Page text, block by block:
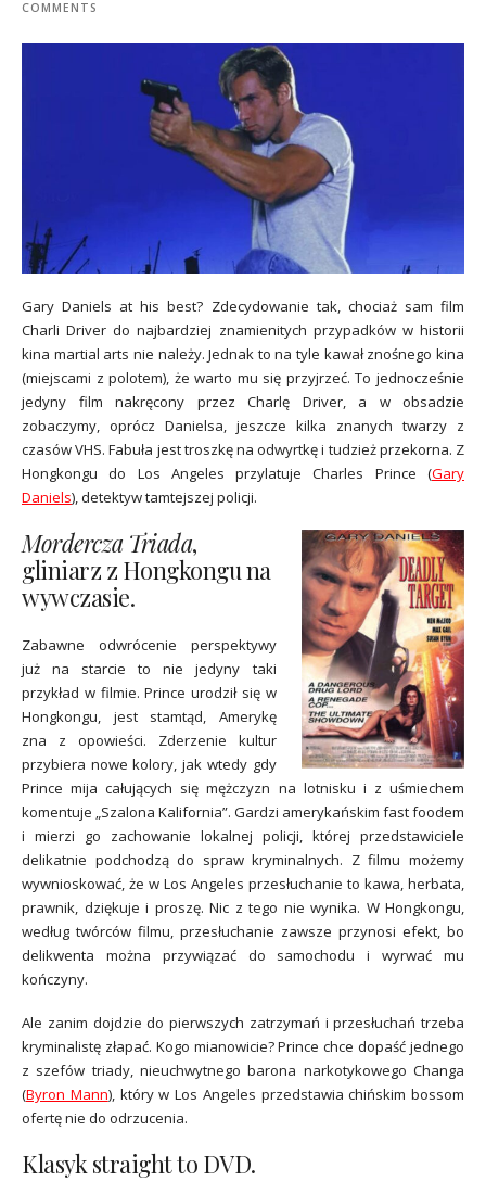
COMMENTS
Gary Daniels at his best? Zdecydowanie tak, chociaż sam film
Charli Driver do najbardziej znamienitych przypadków w historii
kina martial arts nie należy. Jednak to na tyle kawał znośnego kina
(miejscami z polotem), że warto mu się przyjrzeć. To jednocześnie
jedyny film nakręcony przez Charlę Driver, a w obsadzie
zobaczymy, oprócz Danielsa, jeszcze kilka znanych twarzy z
czasów VHS. Fabuła jest troszkę na odwyrtkę i tudzież przekorna. Z
Hongkongu do Los Angeles przylatuje Charles Prince (Gary
Daniels), detektyw tamtejszej policji.
Mordercza Triada,
gliniarz z Hongkongu na
wywczasie.
Zabawne odwrócenie perspektywy
już na starcie to nie jedyny taki
przykład w filmie. Prince urodził się w
Hongkongu, jest stamtąd, Amerykę
zna z opowieści. Zderzenie kultur
przybiera nowe kolory, jak wtedy gdy
Prince mija całujących się mężczyzn na lotnisku i z uśmiechem
komentuje „Szalona Kalifornia”. Gardzi amerykańskim fast foodem
i mierzi go zachowanie lokalnej policji, której przedstawiciele
delikatnie podchodzą do spraw kryminalnych. Z filmu możemy
wywnioskować, że w Los Angeles przesłuchanie to kawa, herbata,
prawnik, dziękuje i proszę. Nic z tego nie wynika. W Hongkongu,
według twórców filmu, przesłuchanie zawsze przynosi efekt, bo
delikwenta można przywiązać do samochodu i wyrwać mu
kończyny.
Ale zanim dojdzie do pierwszych zatrzymań i przesłuchań trzeba
kryminalistę złapać. Kogo mianowicie? Prince chce dopaść jednego
z szefów triady, nieuchwytnego barona narkotykowego Changa
(Byron Mann), który w Los Angeles przedstawia chińskim bossom
ofertę nie do odrzucenia.
Klasyk straight to DVD.